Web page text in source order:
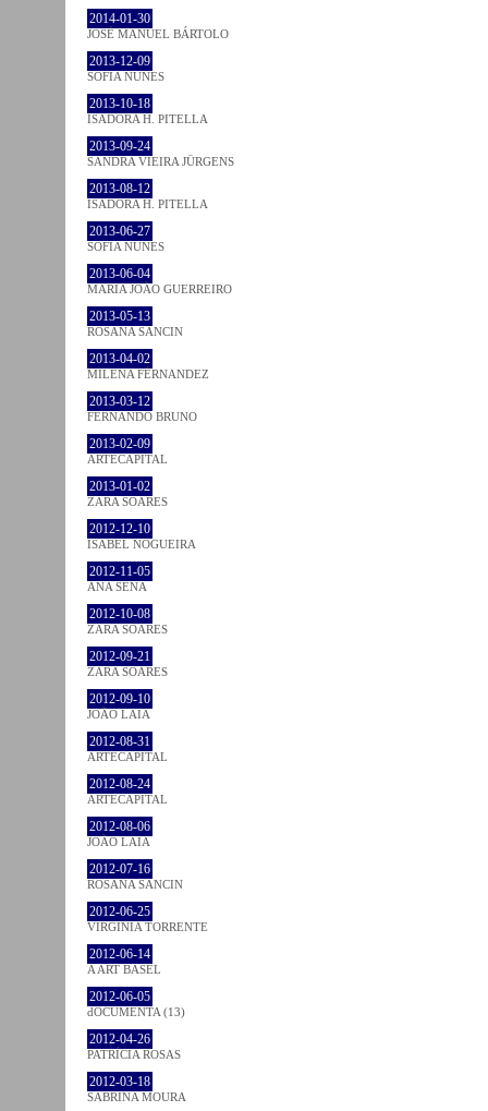
2014-01-30
JOSÉ MANUEL BÁRTOLO
2013-12-09
SOFIA NUNES
2013-10-18
ISADORA H. PITELLA
2013-09-24
SANDRA VIEIRA JÜRGENS
2013-08-12
ISADORA H. PITELLA
2013-06-27
SOFIA NUNES
2013-06-04
MARIA JOÃO GUERREIRO
2013-05-13
ROSANA SANCIN
2013-04-02
MILENA FÉRNANDEZ
2013-03-12
FERNANDO BRUNO
2013-02-09
ARTECAPITAL
2013-01-02
ZARA SOARES
2012-12-10
ISABEL NOGUEIRA
2012-11-05
ANA SENA
2012-10-08
ZARA SOARES
2012-09-21
ZARA SOARES
2012-09-10
JOÃO LAIA
2012-08-31
ARTECAPITAL
2012-08-24
ARTECAPITAL
2012-08-06
JOÃO LAIA
2012-07-16
ROSANA SANCIN
2012-06-25
VIRGINIA TORRENTE
2012-06-14
A ART BASEL
2012-06-05
dOCUMENTA (13)
2012-04-26
PATRÍCIA ROSAS
2012-03-18
SABRINA MOURA